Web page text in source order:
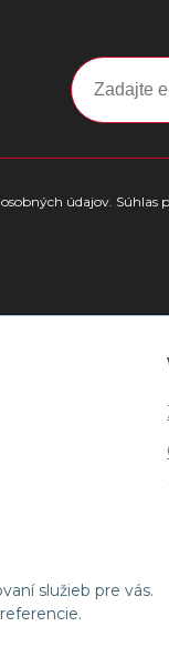
služieb pre vás.
údajov.